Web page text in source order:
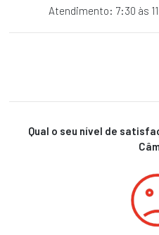
Atendimento: 7:30 às
Qual o seu nível de